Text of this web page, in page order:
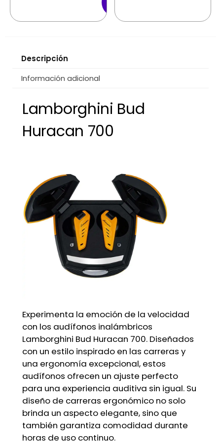
Descripción
Información adicional
Lamborghini Bud
Huracan 700
Experimenta la emoción de la velocidad
con los audífonos inalámbricos
Lamborghini Bud Huracan 700. Diseñados
con un estilo inspirado en las carreras y
una ergonomía excepcional, estos
audífonos ofrecen un ajuste perfecto
para una experiencia auditiva sin igual. Su
diseño de carreras ergonómico no solo
brinda un aspecto elegante, sino que
también garantiza comodidad durante
horas de uso continuo.